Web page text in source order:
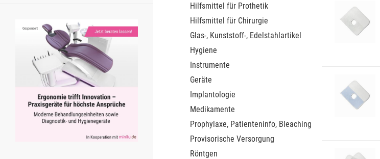
Gesponsert
Hilfsmittel für Prothetik
Hilfsmittel für Chirurgie
Glas-, Kunststoff-, Edelstahlartikel
Hygiene
Instrumente
Geräte
Implantologie
Medikamente
Prophylaxe, Patienteninfo, Bleaching
Provisorische Versorgung
Röntgen